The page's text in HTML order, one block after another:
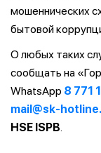
мошеннических
бытовой
О любых таких
сообщать на
WhatsApp 8 771
mail@sk-
HSE ISPB.